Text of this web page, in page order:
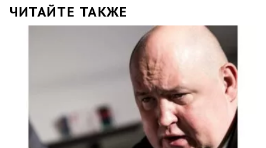
ЧИТАЙТЕ ТАКЖЕ